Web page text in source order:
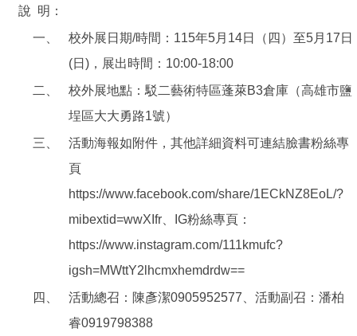
說 明：
一、
校外展日期/時間：115年5月14日（四）至5月17日
(日)，展出時間：10:00-18:00
二、
校外展地點：駁二藝術特區蓬萊B3倉庫（高雄市鹽
埕區大大勇路1號）
三、
活動海報如附件，其他詳細資料可連結臉書粉絲專
頁
https://www.facebook.com/share/1ECkNZ8EoL/?
mibextid=wwXIfr、IG粉絲專頁：
https://www.instagram.com/111kmufc?
igsh=MWttY2lhcmxhemdrdw==
四、
活動總召：陳彥潔0905952577、活動副召：潘柏
睿0919798388